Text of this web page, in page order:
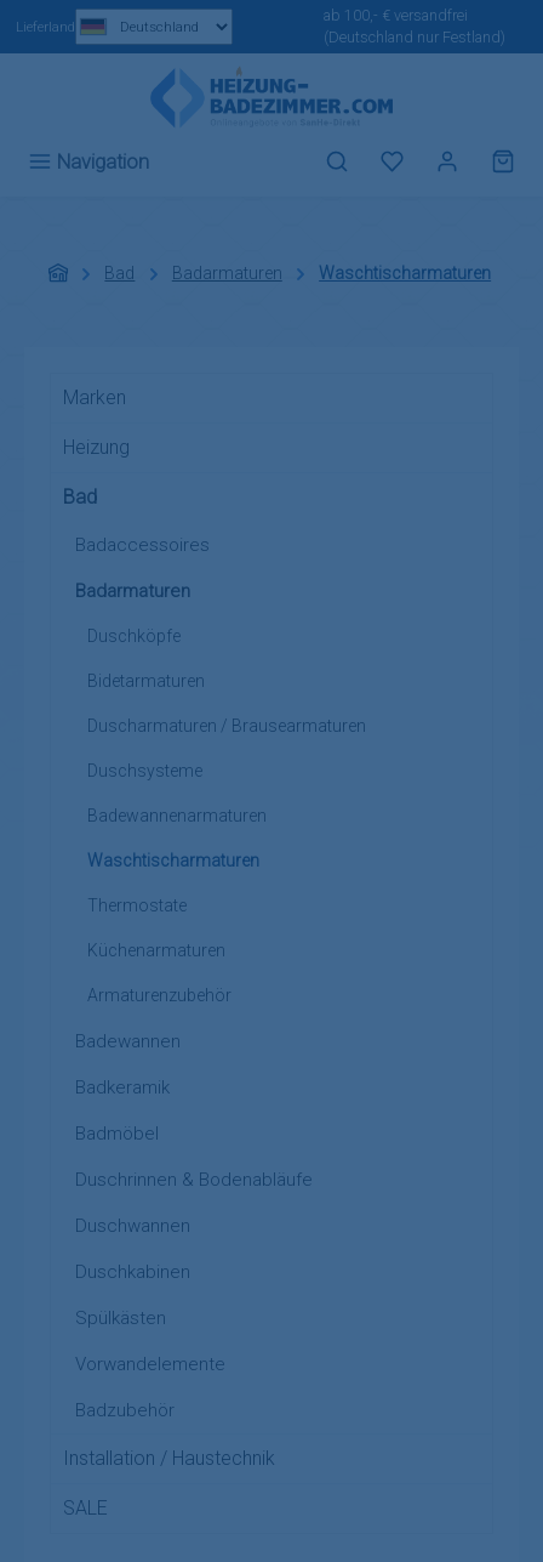
Zum Hauptinhalt springen
Lieferland
ab 100,- € versandfrei
(Deutschland nur Festland)
Navigation Du hast 0
Bad Badarmaturen Waschtischarmaturen
Marken
Heizung
Bad
Badaccessoires
Badarmaturen
Duschköpfe
Bidetarmaturen
Duscharmaturen / Brausearmaturen
Duschsysteme
Badewannenarmaturen
Waschtischarmaturen
Thermostate
Küchenarmaturen
Armaturenzubehör
Badewannen
Badkeramik
Badmöbel
Duschrinnen & Bodenabläufe
Duschwannen
Duschkabinen
Spülkästen
Vorwandelemente
Badzubehör
Installation / Haustechnik
SALE